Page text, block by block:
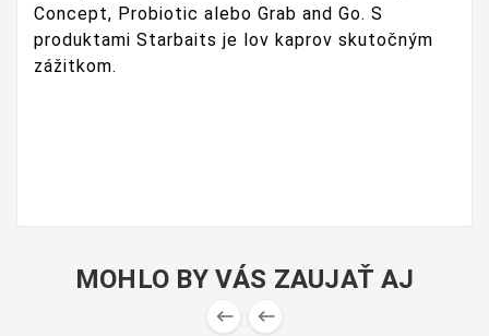
Concept, Probiotic alebo Grab and Go. S
produktami Starbaits je lov kaprov skutočným
zážitkom.
MOHLO BY VÁS ZAUJAŤ AJ
 